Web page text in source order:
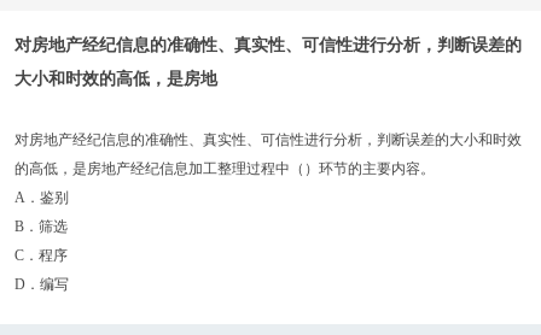
对房地产经纪信息的准确性、真实性、可信性进行分析，判断误差的
大小和时效的高低，是房地
对房地产经纪信息的准确性、真实性、可信性进行分析，判断误差的大小和时效
的高低，是房地产经纪信息加工整理过程中（）环节的主要内容。
A．鉴别
B．筛选
C．程序
D．编写